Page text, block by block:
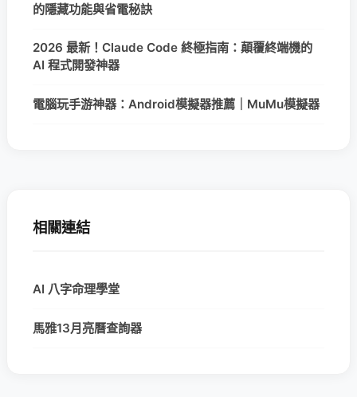
的隱藏功能與省電秘訣
2026 最新！Claude Code 終極指南：顛覆終端機的
AI 程式開發神器
電腦玩手游神器：Android模擬器推薦｜MuMu模擬器
相關連結
AI 八字命理學堂
馬雅13月亮曆查詢器